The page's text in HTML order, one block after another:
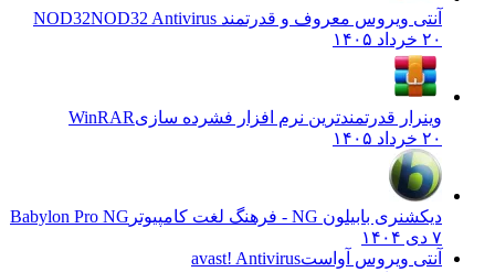
آنتی ویروس معروف و قدرتمند NOD32NOD32 Antivirus
وینرار قدرتمندترین نرم افزار فشرده سازیWinRAR
دیکشنری بابیلون NG - فرهنگ لغت کامپیوتر
Babylon Pro NG
آنتی ویروس آواست avast! Antivirus